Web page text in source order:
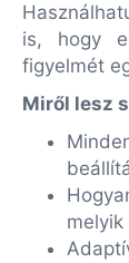
is, hogy
figyelmét
Miről lesz